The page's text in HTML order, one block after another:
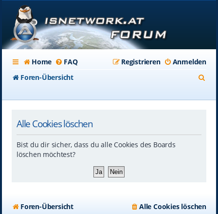
Home FAQ Anmelden
Registrieren
Foren-Übersicht
Alle Cookies löschen
Bist du dir sicher, dass du alle Cookies des Boards
löschen möchtest?
Foren-Übersicht Alle Cookies löschen